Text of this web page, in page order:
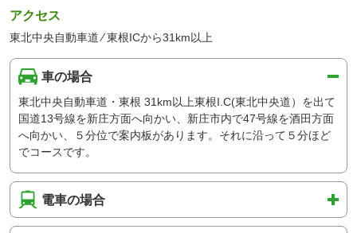
アクセス
東北中央自動車道 ⁄ 東根ICから31km以上
車の場合
東北中央自動車道・東根 31km以上東根I.C(東北中央道）を出て
国道13号線を新庄方面へ向かい、新庄市内で47号線を酒田方面
へ向かい、５分位で案内板があります。それに沿って５分ほど
でコースです。
電車の場合